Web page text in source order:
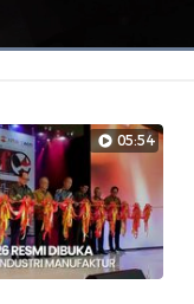
Dimuat:
05:54